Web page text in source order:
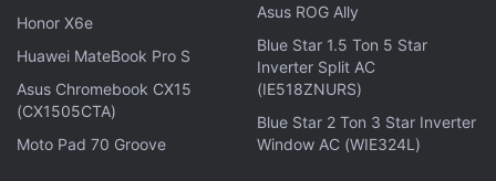
Vikram Subburaj, CEO von Giottus.com, gab einen
breiteren Überblick über die aktuelle Marktlage: „Die
Wirtschaft schuf 57.000 neue Arbeitsplätze,
gegenüber Erwartungen von 110.000. Dies
verringerte die Sorgen vor einer unmittelbaren
Honor X6e
Huawei MateBook Pro S
Asus Chromebook CX15
(CX1505CTA)
Moto Pad 70 Groove
Asus ROG Ally
Blue Star 1.5 Ton 5 Star
Inverter Split AC
(IE518ZNURS)
Blue Star 2 Ton 3 Star Inverter
Window AC (WIE324L)